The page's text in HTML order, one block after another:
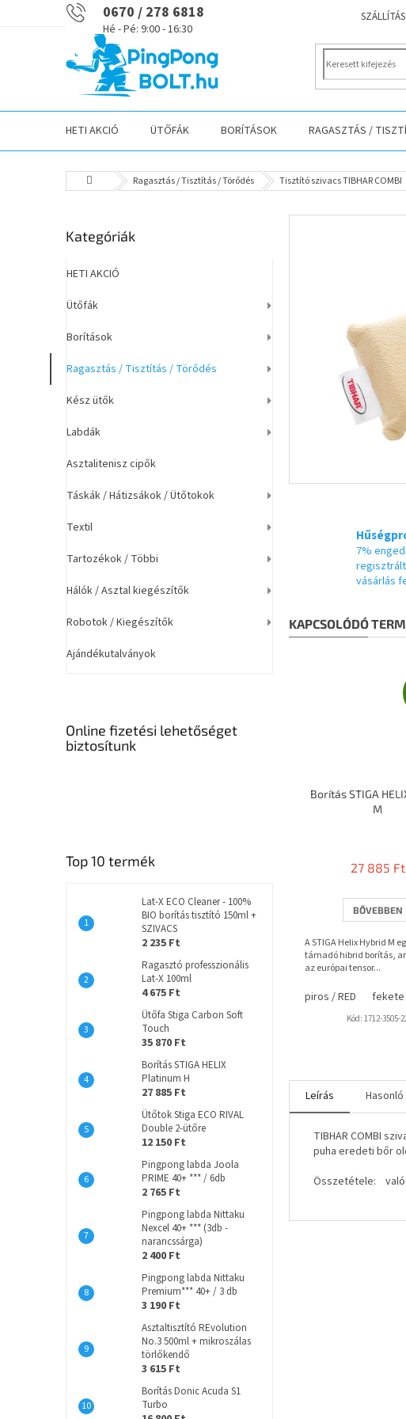
0670 / 278 6818
HETI AKCIÓ ÜTŐFÁK BORÍTÁSOK RAGASZTÁS /
KezdőlapRagasztás / Tisztítás / Törődés Tisztító szivacs TIBHAR COMBI
l
a
s
p
a
e
Kategóriák
Kategóriák
HETI AKCIÓ
Ütőfák
Borítások
Ragasztás / Tisztítás / Törődés
Kész ütők
Labdák
Asztalitenisz cipők
Táskák / Hátizsákok / Ütőtokok
Textil
Tartozékok / Többi
Hálók / Asztal kiegészítők
Robotok / Kiegészítők
Ajándékutalványok
Online fizetési lehetőséget
biztosítunk
Top 10 termék
Lat-X ECO Cleaner - 100%
BIO borítás tisztító 150ml +
SZIVACS
2 235 Ft
Ragasztó professzionális
Lat-X 100ml
4 675 Ft
Ütőfa Stiga Carbon Soft
Touch
35 870 Ft
Borítás STIGA HELIX
Platinum H
27 885 Ft
Ütőtok Stiga ECO RIVAL
Double 2-ütőre
12 150 Ft
Pingpong labda Joola
PRIME 40+ *** / 6db
2 765 Ft
Pingpong labda Nittaku
Nexcel 40+ *** (3db -
narancssárga)
2 400 Ft
Pingpong labda Nittaku
Premium*** 40+ / 3 db
3 190 Ft
Asztaltisztító REvolution
No.3 500ml + mikroszálas
törlőkendő
3 615 Ft
Borítás Donic Acuda S1
Turbo
7%
vásárlás
KAPCSOLÓDÓ
Borítás STIGA
M
27 885 Ft
BŐVEBBEN
A STIGA Helix Hybrid M
támadó hibrid borítás,
az európai tensor...
piros / RED fekete
Kód: 1712-3505-
Leírás Hasonló
TIBHAR COMBI
puha eredeti bőr
Összetétele: